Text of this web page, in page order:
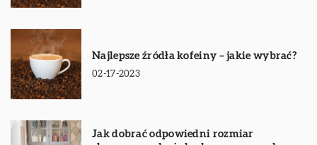
Najlepsze źródła kofeiny – jakie wybrać?
02-17-2023
Jak dobrać odpowiedni rozmiar